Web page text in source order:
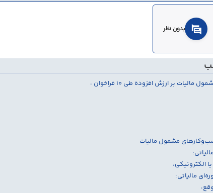
بدون نظر
بر ارزش افزوده طی ۱۰ فراخوان :
مشمول مالیات
الکترونیکی:
مالیاتی: